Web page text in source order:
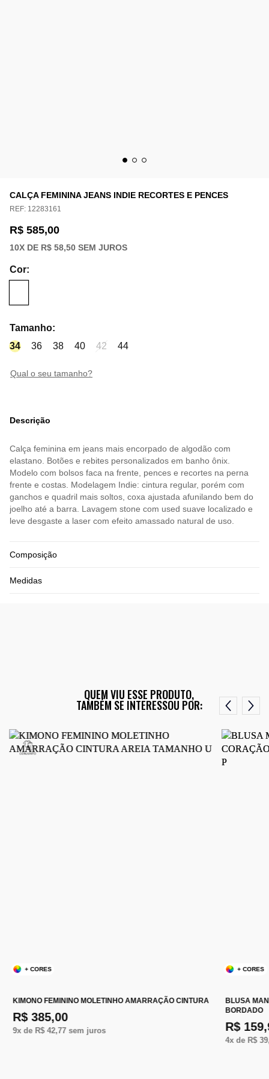
CALÇA FEMININA JEANS INDIE RECORTES E PENCES
REF: 12283161
R$ 585,00
10X DE R$ 58,50 SEM JUROS
Cor:
Tamanho:
34
36 38 40 42 44
qual o seu tamanho?
Descrição
Calça feminina em jeans mais encorpado de algodão com
elastano. Botões e rebites personalizados em banho ônix.
Modelo com bolsos faca na frente, pences e recortes na perna
frente e costas. Modelagem Indie: cintura regular, porém com
ganchos e quadril mais soltos, coxa ajustada afunilando bem do
joelho até a barra. Lavagem stone com used suave localizado e
leve desgaste a laser com efeito amassado natural de uso.
Composição
Medidas
QUEM VIU ESSE PRODUTO,
TAMBÉM SE INTERESSOU POR:
+ CORES
KIMONO FEMININO MOLETINHO AMARRAÇÃO CINTURA
R$ 385,00
9x de R$ 42,77sem juros
+ CORES
BLUSA
BORDADO
R$
4x de R$